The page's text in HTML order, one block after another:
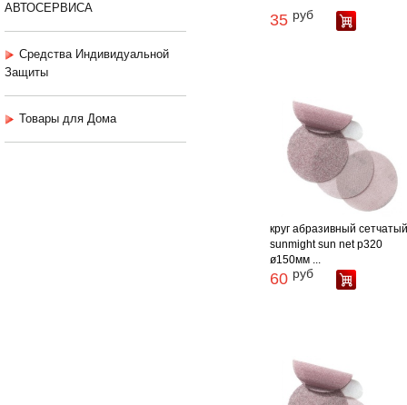
АВТОСЕРВИСА
Средства Индивидуальной
Защиты
Товары для Дома
35 руб
круг абразивный
sunmight sun net p320
ø150мм ...
60 руб